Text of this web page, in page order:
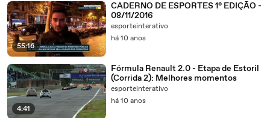
55:16
CADERNO DE ESPORTES 1° EDIÇÃO -
08/11/2016
esporteinterativo
há 10 anos
4:41
Fórmula Renault 2.0 - Etapa de Estoril
(Corrida 2): Melhores momentos
esporteinterativo
há 10 anos